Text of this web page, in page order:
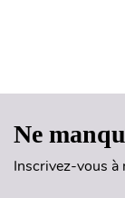
Ne
Inscrivez-vous à